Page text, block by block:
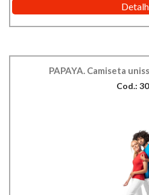
PAPAYA. Camiseta
Cod.: